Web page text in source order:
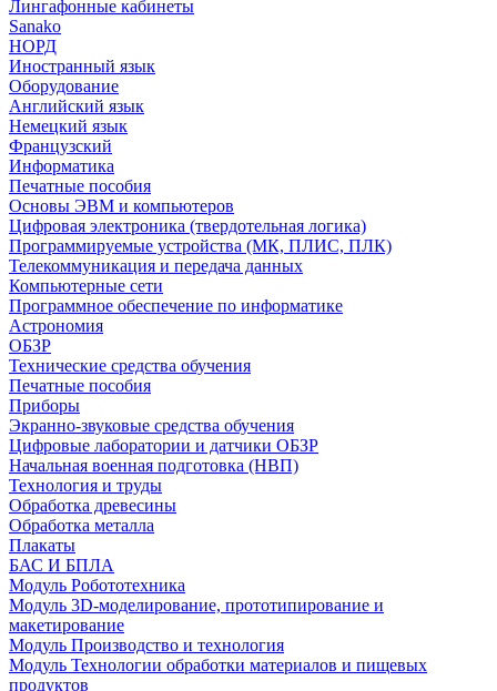
Лингафонные кабинеты
Sanako
НОРД
Иностранный язык
Оборудование
Английский язык
Немецкий язык
Французский
Информатика
Печатные пособия
Основы ЭВМ и компьютеров
Цифровая электроника (твердотельная логика)
Программируемые устройства (МК, ПЛИС, ПЛК)
Телекоммуникация и передача данных
Компьютерные сети
Программное обеспечение по информатике
Астрономия
ОБЗР
Технические средства обучения
Печатные пособия
Приборы
Экранно-звуковые средства обучения
Цифровые лаборатории и датчики ОБЗР
Начальная военная подготовка (НВП)
Технология и труды
Обработка древесины
Обработка металла
Плакаты
БАС И БПЛА
Модуль Робототехника
Модуль 3D-моделирование, прототипирование и
макетирование
Модуль Производство и технология
Модуль Технологии обработки материалов и пищевых
продуктов